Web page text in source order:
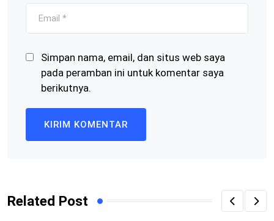
Simpan nama, email, dan situs web saya
pada peramban ini untuk komentar saya
berikutnya.
Related Post